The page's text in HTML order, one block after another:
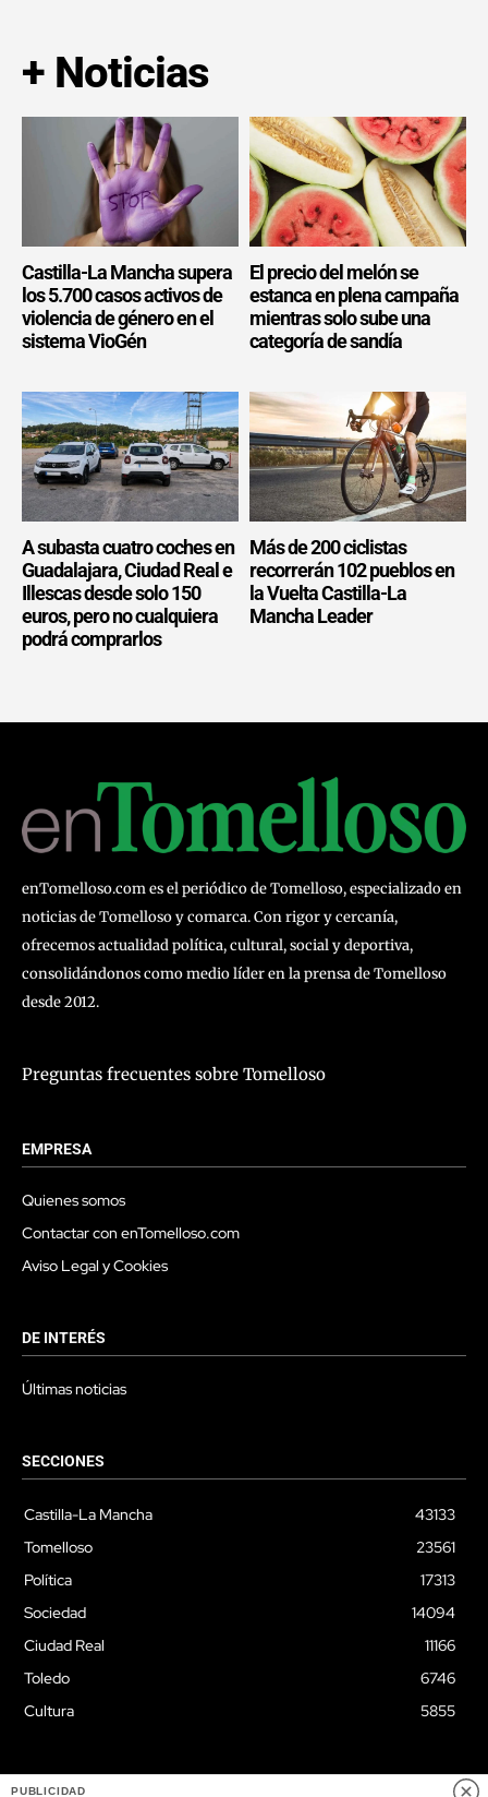
+ Noticias
Castilla-La Mancha supera
los 5.700 casos activos de
violencia de género en el
sistema VioGén
El precio del melón se
estanca en plena campaña
mientras solo sube una
categoría de sandía
A subasta cuatro coches en
Guadalajara, Ciudad Real e
Illescas desde solo 150
euros, pero no cualquiera
podrá comprarlos
Más de 200 ciclistas
recorrerán 102 pueblos en
la Vuelta Castilla-La
Mancha Leader
enTomelloso.com es el periódico de Tomelloso, especializado en
noticias de Tomelloso y comarca. Con rigor y cercanía,
ofrecemos actualidad política, cultural, social y deportiva,
consolidándonos como medio líder en la prensa de Tomelloso
desde 2012.
Preguntas frecuentes sobre Tomelloso
EMPRESA
Quienes somos
Contactar con enTomelloso.com
Aviso Legal y Cookies
DE INTERÉS
Últimas noticias
SECCIONES
Castilla-La Mancha
43133
Tomelloso
23561
Política
17313
Sociedad
14094
Ciudad Real
11166
Toledo
6746
Cultura
5855
PUBLICIDAD